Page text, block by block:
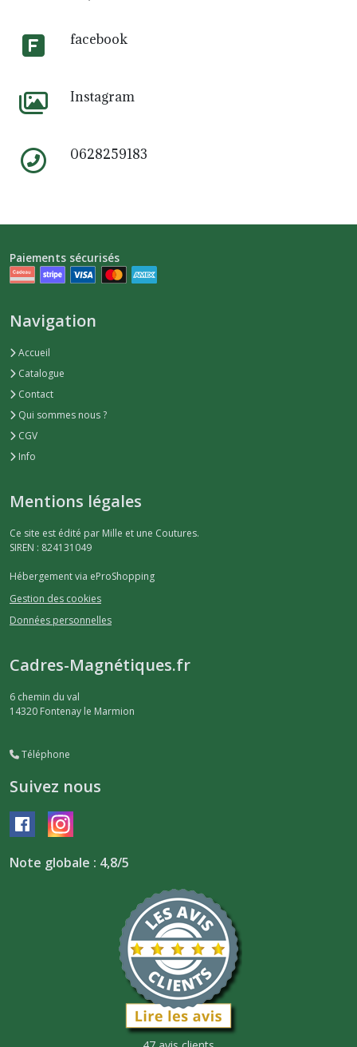
facebook
Instagram
0628259183
Paiements sécurisés
Navigation
Accueil
Catalogue
Contact
Qui sommes nous ?
CGV
Info
Mentions légales
Ce site est édité par Mille et une Coutures.
SIREN : 824131049
Hébergement via eProShopping
Gestion des cookies
Données personnelles
Cadres-Magnétiques.fr
6 chemin du val
14320 Fontenay le Marmion
Téléphone
Suivez nous
Note globale : 4,8/5